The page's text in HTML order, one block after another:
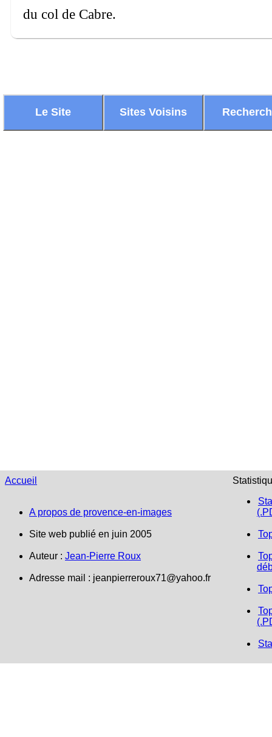
du col de Cabre.
Le Site Sites Voisins
Accueil
A propos de provence-en-images
Site web publié en juin 2005
Auteur : Jean-Pierre Roux
Adresse mail : jeanpierreroux71@yahoo.fr